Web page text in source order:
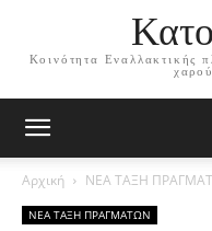
Κοινότητα Εναλλακτικής
Αρχική ΝΕΑ ΤΑΞΗ
ΝΕΑ ΤΑΞΗ ΠΡΑΓΜΑΤΩΝ